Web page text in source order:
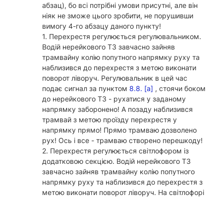
абзац), бо всі потрібні умови присутні, але він
ніяк не зможе цього зробити, не порушивши
вимогу 4-го абзацу даного пункту!
1. Перехрестя регулюється регулювальником.
Водій нерейкового ТЗ завчасно зайняв
трамвайну колію попутного напрямку руху та
наблизився до перехрестя з метою виконати
поворот ліворуч. Регулювальник в цей час
подає сигнал за пунктом 8.8. [а] , стоячи боком
до нерейкового ТЗ - рухатися у заданому
напрямку заборонено! А позаду наблизився
трамвай з метою проїзду перехрестя у
напрямку прямо! Прямо трамваю дозволено
рух! Ось і все - трамваю створено перешкоду!
2. Перехрестя регулюється світлофором із
додатковою секцією. Водій нерейкового ТЗ
завчасно зайняв трамвайну колію попутного
напрямку руху та наблизився до перехрестя з
метою виконати поворот ліворуч. На світлофорі